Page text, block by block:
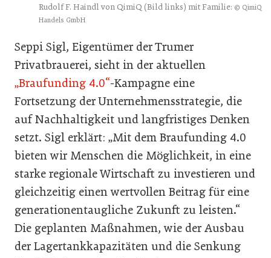
Rudolf F. Haindl von QimiQ (Bild links) mit Familie: © QimiQ
Handels GmbH
Seppi Sigl, Eigentümer der Trumer
Privatbrauerei, sieht in der aktuellen
„Braufunding 4.0“-Kampagne eine
Fortsetzung der Unternehmensstrategie, die
auf Nachhaltigkeit und langfristiges Denken
setzt. Sigl erklärt: „Mit dem Braufunding 4.0
bieten wir Menschen die Möglichkeit, in eine
starke regionale Wirtschaft zu investieren und
gleichzeitig einen wertvollen Beitrag für eine
generationentaugliche Zukunft zu leisten.“
Die geplanten Maßnahmen, wie der Ausbau
der Lagertankkapazitäten und die Senkung